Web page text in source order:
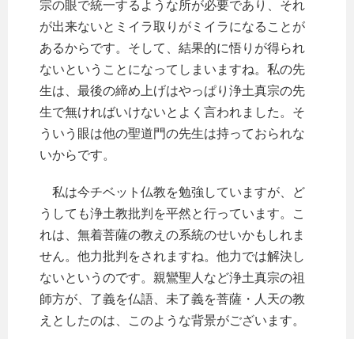
宗の眼で統一するような所が必要であり、それ
が出来ないとミイラ取りがミイラになることが
あるからです。そして、結果的に悟りが得られ
ないということになってしまいますね。私の先
生は、最後の締め上げはやっぱり浄土真宗の先
生で無ければいけないとよく言われました。そ
ういう眼は他の聖道門の先生は持っておられな
いからです。
私は今チベット仏教を勉強していますが、ど
うしても浄土教批判を平然と行っています。こ
れは、無着菩薩の教えの系統のせいかもしれま
せん。他力批判をされますね。他力では解決し
ないというのです。親鸞聖人など浄土真宗の祖
師方が、了義を仏語、未了義を菩薩・人天の教
えとしたのは、このような背景がございます。